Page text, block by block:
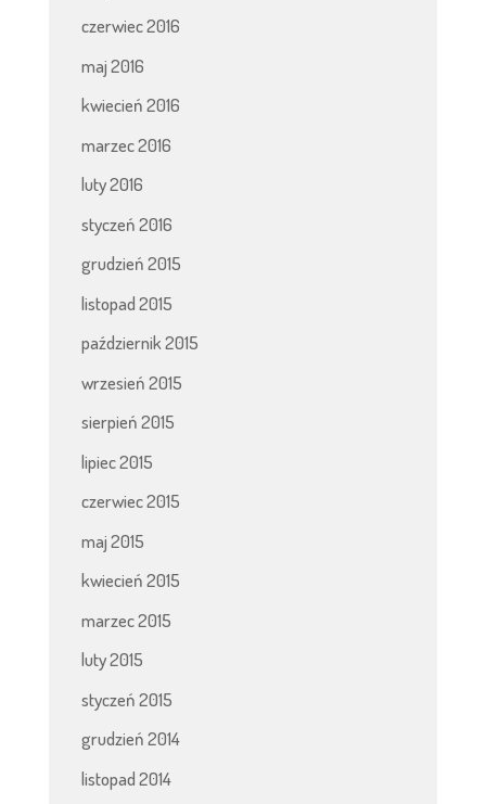
czerwiec 2016
maj 2016
kwiecień 2016
marzec 2016
luty 2016
styczeń 2016
grudzień 2015
listopad 2015
październik 2015
wrzesień 2015
sierpień 2015
lipiec 2015
czerwiec 2015
maj 2015
kwiecień 2015
marzec 2015
luty 2015
styczeń 2015
grudzień 2014
listopad 2014